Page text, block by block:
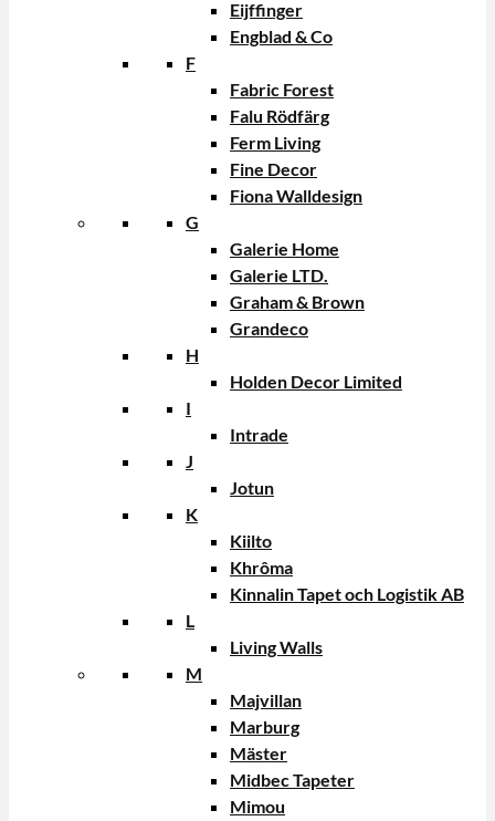
Eijffinger
Engblad & Co
F
Fabric Forest
Falu Rödfärg
Ferm Living
Fine Decor
Fiona Walldesign
G
Galerie Home
Galerie LTD.
Graham & Brown
Grandeco
H
Holden Decor Limited
I
Intrade
J
Jotun
K
Kiilto
Khrôma
Kinnalin Tapet och Logistik AB
L
Living Walls
M
Majvillan
Marburg
Mäster
Midbec Tapeter
Mimou